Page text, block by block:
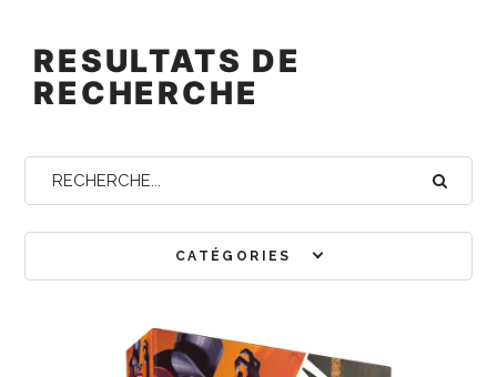
RESULTATS DE
RECHERCHE
CATÉGORIES